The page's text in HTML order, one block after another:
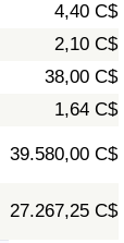
4,40 C$
2,10 C$
38,00 C$
1,64 C$
39.580,00 C$
27.267,25 C$